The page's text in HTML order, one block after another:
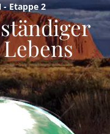
- Etappe 2